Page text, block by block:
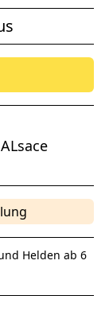
Helden ab 6